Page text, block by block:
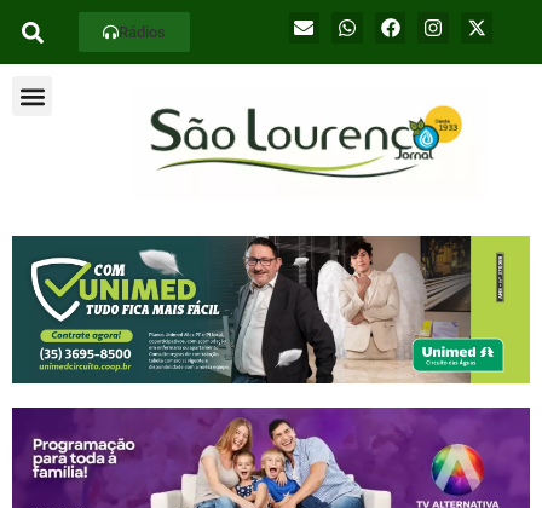
Rádios